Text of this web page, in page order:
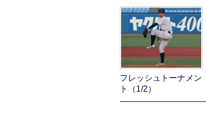
フレッシュトーナメン
ト（1/2）